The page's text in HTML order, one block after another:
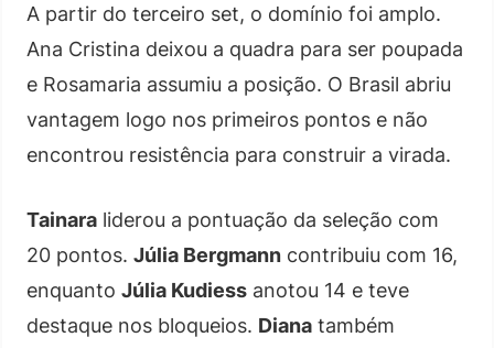
A partir do terceiro set, o domínio foi amplo.
Ana Cristina deixou a quadra para ser poupada
e Rosamaria assumiu a posição. O Brasil abriu
vantagem logo nos primeiros pontos e não
encontrou resistência para construir a virada.
Tainara liderou a pontuação da seleção com
20 pontos. Júlia Bergmann contribuiu com 16,
enquanto Júlia Kudiess anotou 14 e teve
destaque nos bloqueios. Diana também